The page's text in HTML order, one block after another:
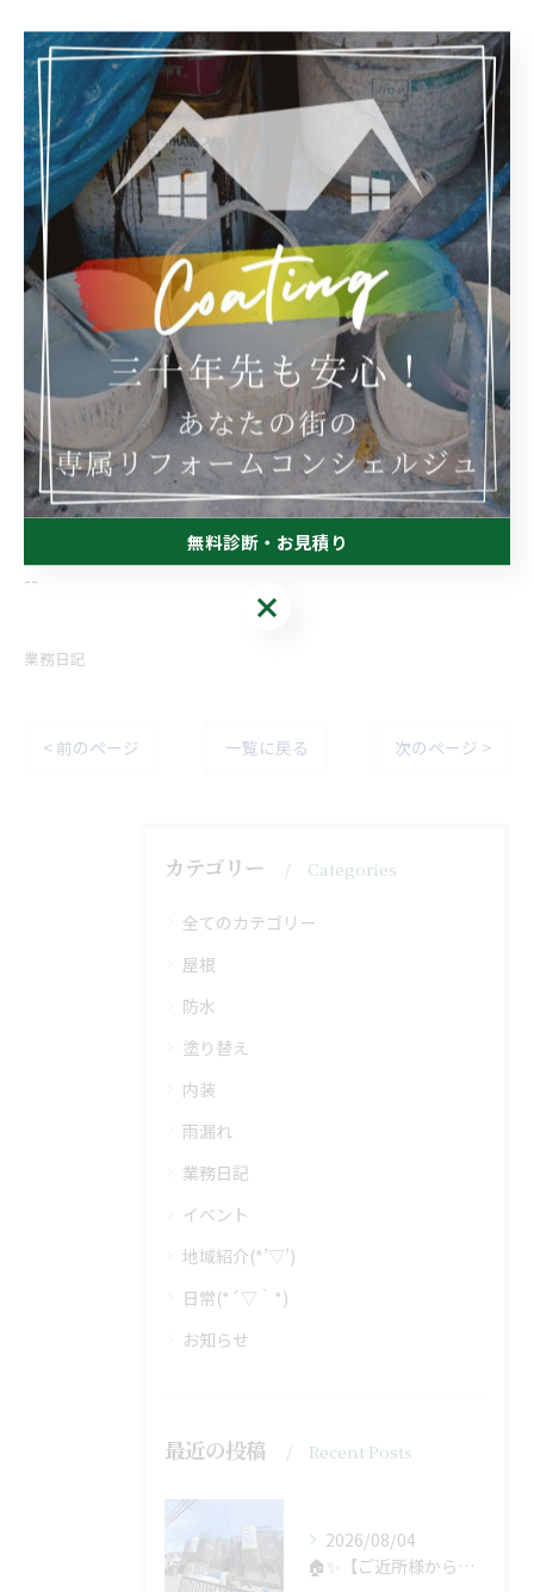
--------------------------------------------------------------------
おゆみ野工房
千葉県千葉市緑区辺田町152-1
電話番号:043-292-6633
FAX番号:043-292-6633
--------------------------------------------------------------------
--
業務日記
< 前のページ 一覧に戻る 次のページ >
カテゴリー Categories
全てのカテゴリー
屋根
防水
塗り替え
内装
雨漏れ
業務日記
イベント
地域紹介(*’▽’)
日常(*´▽｀*)
お知らせ
最近の投稿 Recent Posts
2026/08/04
🏠✨【ご近所様からのご紹介で、工事スタート！】✨🏠
無料診断・お見積り
無料診断・お見積り